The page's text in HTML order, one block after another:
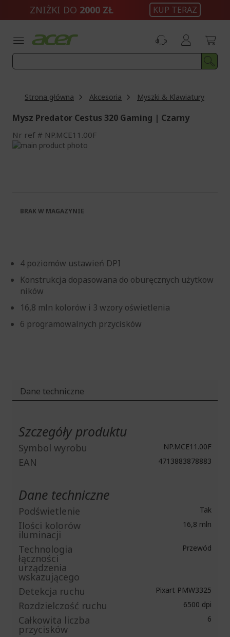
ZNIŻKI DO 2000 ZŁ KUP TERAZ
Strona główna Akcesoria Myszki & Klawiatury
Mysz Predator Cestus 320 Gaming | Czarny
Nr ref NP.MCE11.00F
Przejdź
4 poziomów ustawień DPI
Konstrukcja dopasowana do oburęcznych użytkow
ników
16,8 mln kolorów i 3 wzory oświetlenia
6 programowalnych przycisków
BRAK W MAGAZYNIE
Dane techniczne
Szczegóły produktu
Symbol wyrobu NP.MCE11.00F
EAN 4713883878883
Dane techniczne
Podświetlenie Tak
Ilości kolorów
iluminacji
16,8 mln
Technologia
łączności
urządzenia
wskazującego
Przewód
Detekcja ruchu Pixart PMW3325
Rozdzielczość ruchu 6500 dpi
Całkowita liczba
przycisków
6